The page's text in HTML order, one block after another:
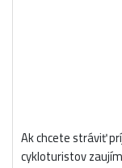
Ak chcete stráviť
cykloturistov